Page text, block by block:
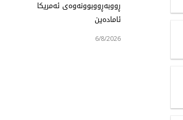
ڕووبەڕووبوونەوەی ئەمریکا
ئامادەین
6/8/2026